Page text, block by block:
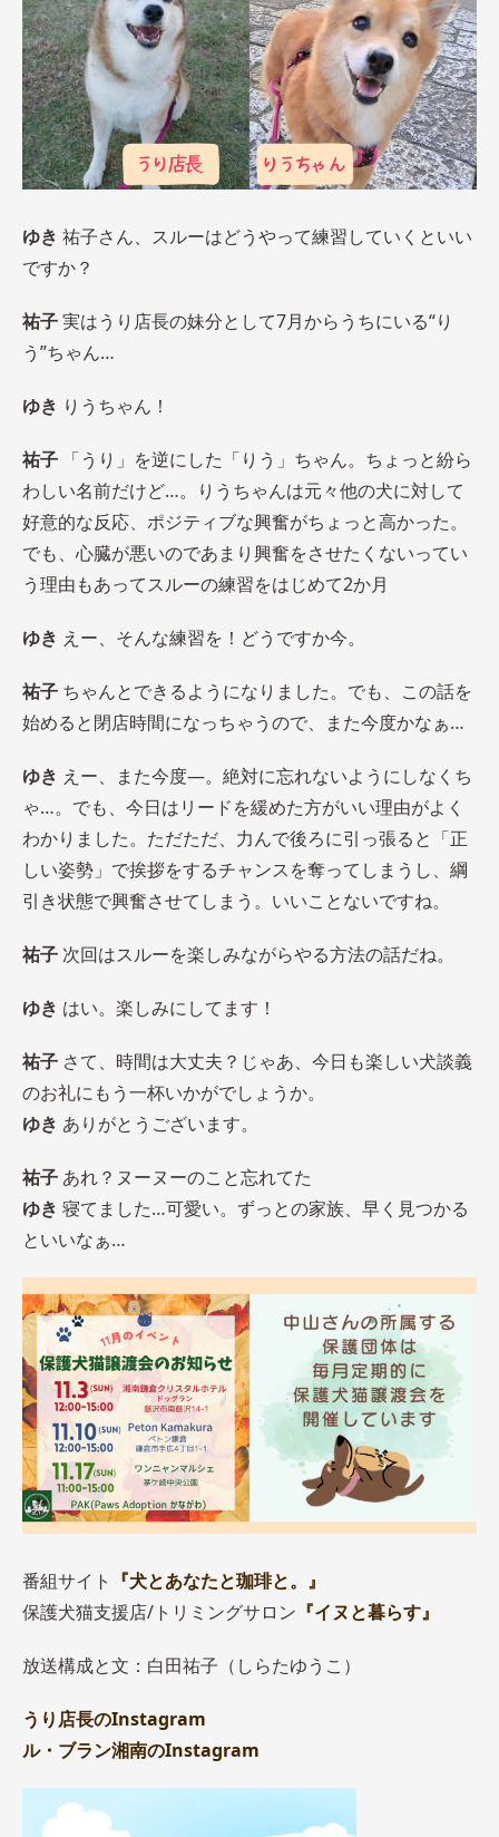
ゆき 祐子さん、スルーはどうやって練習していくといい
ですか？
祐子実はうり店長の妹分として7月からうちにいる“り
う”ちゃん…
ゆき りうちゃん！
祐子 「うり」を逆にした「りう」ちゃん。ちょっと紛ら
わしい名前だけど…。りうちゃんは元々他の犬に対して
好意的な反応、ポジティブな興奮がちょっと高かった。
でも、心臓が悪いのであまり興奮をさせたくないってい
う理由もあってスルーの練習をはじめて2か月
ゆき えー、そんな練習を！どうですか今。
祐子 ちゃんとできるようになりました。でも、この話を
始めると閉店時間になっちゃうので、また今度かなぁ…
ゆき えー、また今度―。絶対に忘れないようにしなくち
ゃ…。でも、今日はリードを緩めた方がいい理由がよく
わかりました。ただただ、力んで後ろに引っ張ると「正
しい姿勢」で挨拶をするチャンスを奪ってしまうし、綱
引き状態で興奮させてしまう。いいことないですね。
祐子 次回はスルーを楽しみながらやる方法の話だね。
ゆき はい。楽しみにしてます！
祐子 さて、時間は大丈夫？じゃあ、今日も楽しい犬談義
のお礼にもう一杯いかがでしょうか。
ゆき ありがとうございます。
祐子 あれ？ヌーヌーのこと忘れてた
ゆき 寝てました…可愛い。ずっとの家族、早く見つかる
といいなぁ…
番組サイト 『犬とあなたと珈琲と。』
保護犬猫支援店/トリミングサロン 『イヌと暮らす』
放送構成と文：白田祐子（しらたゆうこ）
うり店長のInstagram
ル・ブラン湘南のInstagram